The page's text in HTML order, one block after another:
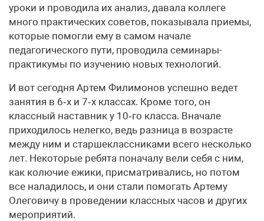
уроки и проводила их анализ, давала коллеге
много практических советов, показывала приемы,
которые помогли ему в самом начале
педагогического пути, проводила семинары-
практикумы по изучению новых технологий.
И вот сегодня Артем Филимонов успешно ведет
занятия в 6‑х и 7‑х классах. Кроме того, он
классный наставник у 10‑го класса. Вначале
приходилось нелегко, ведь разница в возрасте
между ним и старшеклассниками всего несколько
лет. Некоторые ребята поначалу вели себя с ним,
как колючие ежики, присматривались, но потом
все наладилось, и они стали помогать Артему
Олеговичу в проведении классных часов и других
мероприятий.